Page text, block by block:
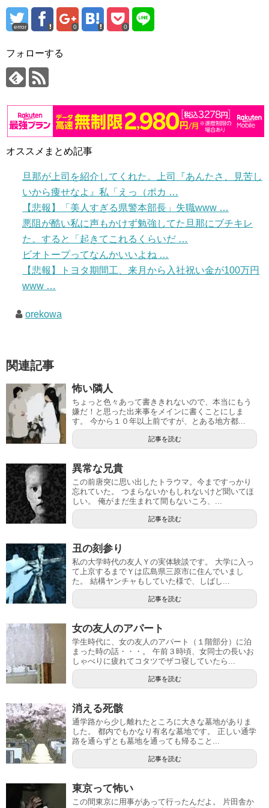
error 0 0
フォローする
オススメまとめ記事
旦那が上司を紹介してくれた。上司『あんたさ、見苦し
いから痩せなよ』私「えっ（ポカ …
【悲報】「美人すぎる県警本部長」失職www …
悪阻が酷い私に声もかけず勉強してた旦那にブチキレ
た。すると「起きてこれるくらいだ …
ビオトープってなんかいいよね …
【悲報】トヨタ期間工、来月から入社祝い金が100万円
www …
orekowa
関連記事
怖い隣人
ちょっと色々あって書ききれないので、本当にもう
嫌だ！と思った出来事をメインに書くことにしま
す。 今から１０年以上前ですが、とある地方都...
記事を読む
異常な兄貴
この前唐突に思い出したトラウマ。今まですっかり
忘れていた。 つまらないかもしれないけど聞いてほ
しい。 俺がまだ生まれて間もないころ、...
記事を読む
丑の刻参り
私の大学時代の友人Ｙの実体験談です。 大学に入っ
て上京するまでＹは広島県三原市に住んでいまし
た。 結構ヤンチャもしていた様で、しばし...
記事を読む
女の友人のアパート
学生時代に、女の友人のアパート（１階部分）に泊
まった時の話・・・。 午前３時頃、女同士の長いお
しゃべりに疲れてコタツでザコ寝していたら...
記事を読む
消える死骸
通学路から少し離れたところに大きな墓地がありま
した。 都内でもかなり有名な墓地です。 正しい通学
路を通らずとも墓地を通っても帰ること...
記事を読む
東京って怖い
この間東京に用事があって行ったんだよ。 片田舎か